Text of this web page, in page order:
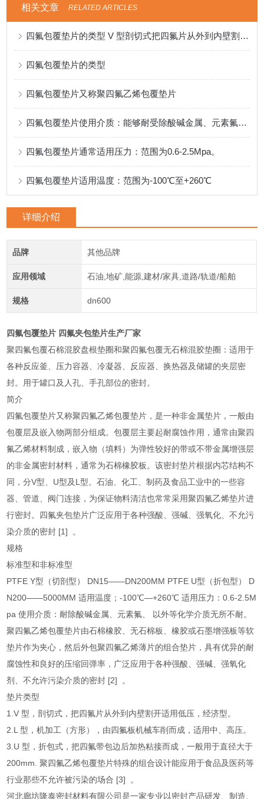
相关文章 RELATED ARTICLES
四氟包覆垫片的类型 V 型剖切式把四氟片从外到内壁割开适用低压，经济型
四氟包覆垫片的类型
四氟包覆垫片又称聚四氟乙烯包覆垫片
四氟包覆垫片使用介质：能够耐受除酸碱金属、元素氟等物质。
四氟包覆垫片通常适用压力：范围为0.6-2.5Mpa。
四氟包覆垫片适用温度：范围为-100℃至+260℃
详细介绍
品牌 其他品牌
应用领域 石油,地矿,能源,建材/家具,道路/轨道/船舶
规格 dn600
四氟包覆垫片 四氟夹包垫片生产厂家
聚四氟包覆石棉混胶盘根垫圈和聚四氟包覆无石棉混胶垫圈：适用于
各种反应釜、压力容器、冷凝器、反应器、换热器及储罐的夹层密
封。用于罐口及人孔、手孔部位的密封。
简介
四氟包覆垫片又称聚四氟乙烯包覆垫片，是一种非金属垫片，一般由
包覆层及嵌入物两部分组成。包覆层主要起耐腐蚀作用，通常由聚四
氟乙烯材料制成，嵌入物（填料）为弹性较好的带或不带金属增强层
的非金属密封材料，通常为石棉橡胶板。该密封垫片根据内芯结构不
同，分V型、U型及L型。石油、化工、制药及食品工业中的一些容
器、管道、阀门连接，为保证物料清洁也常常采用聚四氟乙烯垫片进
行密封。四氟夹包垫片广泛应用于各种强酸、强碱、强氧化、不允污
染介质的密封 [1] 。
规格
标准型和非标准型
PTFE Y型（切剖型） DN15——DN200MM PTFE U型（折包型） D
N200——5000MM 适用温度；-100℃—+260℃ 适用压力：0.6-2.5M
pa 使用介质：耐除酸碱金属、元素氟、 以外等化学介质无所不耐。
聚四氟乙烯包覆垫片由石棉橡胶、无石棉板、橡胶或石墨增强板等软
垫片作为夹心，然后外包聚四氟乙烯薄片的组合垫片，具有优异的耐
腐蚀性和良好的压缩回弹率，广泛应用于各种强酸、强碱、强氧化
剂、不允许污染介质的密封 [2] 。
垫片类型
1.V 型，剖切式，把四氟片从外到内壁割开适用低压，经济型。
2.L 型，机加工（方形），由四氟板机械车削而成，适用中、高压。
3.U 型，折包式，把四氟带包边后加热粘接而成，一般用于直径大于
200mm. 聚四氟乙烯包覆垫片特殊的组合设计能应用于食品及医药等
行业那些不允许被污染的场合 [3] 。
河北廊坊隆泰密封材料有限公司是一家专业以密封产品研发、制造、